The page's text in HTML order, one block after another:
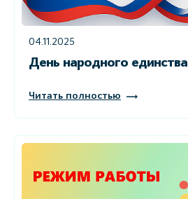
04.11.2025
День народного единства
Читать полностью